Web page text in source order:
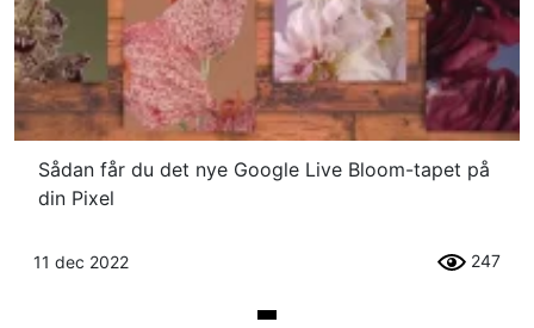
Sådan får du det nye Google Live Bloom-tapet på
din Pixel
11 dec 2022 247